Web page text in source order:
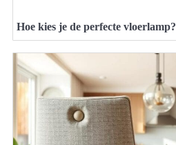
Hoe kies je de perfecte vloerlamp?